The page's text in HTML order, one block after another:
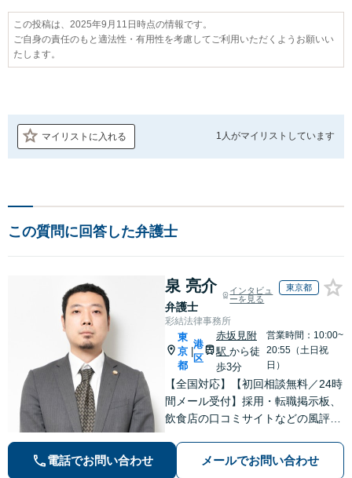
この投稿は、2025年9月11日時点の情報です。
ご自身の責任のもと適法性・有用性を考慮してご利用いただくようお願いい
たします。
マイリストに入れる 1人がマイリストしています
この質問に回答した弁護士
泉 亮介
弁護士
インタビュ
ーを見る
東京都
彩結法律事務所
東
京
都
港
区
赤坂見附
駅 から徒
歩3分
営業時間：10:00~
20:55（土日祝
日）
【全国対応】【初回相談無料／24時
間メール受付】採用・転職掲示板、
飲食店の口コミサイトなどの風評被
の種類を問わず相談可。可能な限り
早期対応で駆けつけサポート【労
電話でお問い合わせ メールでお問い合わせ